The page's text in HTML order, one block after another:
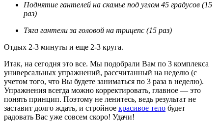
Поднятие гантелей на скамье под углом 45 градусов (15
раз)
Тяга гантели за головой на трицепс (15 раз)
Отдых 2-3 минуты и еще 2-3 круга.
Итак, на сегодня это все. Мы подобрали Вам по 3 комплекса
универсальных упражнений, рассчитанный на неделю (с
учетом того, что Вы будете заниматься по 3 раза в неделю).
Упражнения всегда можно корректировать, главное — это
понять принцип. Поэтому не ленитесь, ведь результат не
заставит долго ждать, и стройное красивое тело будет
радовать Вас уже совсем скоро! Удачи!